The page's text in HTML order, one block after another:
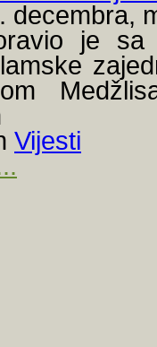
decembra,
je sa
Vijesti